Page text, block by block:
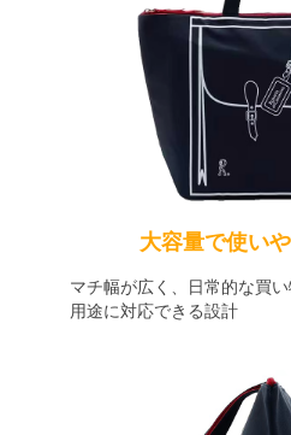
大容量で使い
マチ幅が広く、日常的な買
用途に対応できる設計